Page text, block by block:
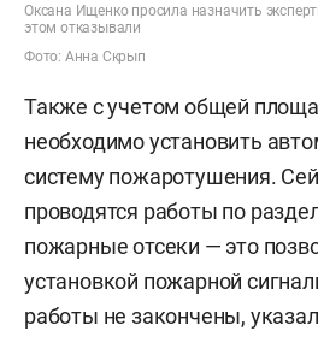
Оксана Ищенко просила назначить
этом отказывали
Фото: Анна Скрып
Также с учетом общей
необходимо установить
систему пожаротушения.
проводятся работы по
пожарные отсеки — это
установкой пожарной
работы не закончены,